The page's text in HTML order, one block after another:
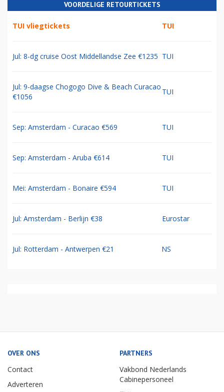
VOORDELIGE RETOURTICKETS
TUI vliegtickets TUI
Jul: 8-dg cruise Oost Middellandse Zee €1235 TUI
Jul: 9-daagse Chogogo Dive & Beach Curacao
€1056
TUI
Sep: Amsterdam - Curacao €569 TUI
Sep: Amsterdam - Aruba €614 TUI
Mei: Amsterdam - Bonaire €594 TUI
Jul: Amsterdam - Berlijn €38 Eurostar
Jul: Rotterdam - Antwerpen €21 NS
OVER ONS
Contact
Adverteren
PARTNERS
Vakbond Nederlands
Cabinepersoneel